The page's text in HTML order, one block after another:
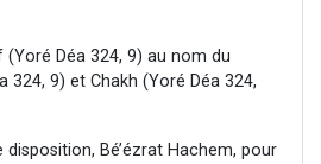
Déa 324, 9) au nom du
324, 9) et Chakh (Yoré Déa 324,
Bé’ézrat Hachem, pour